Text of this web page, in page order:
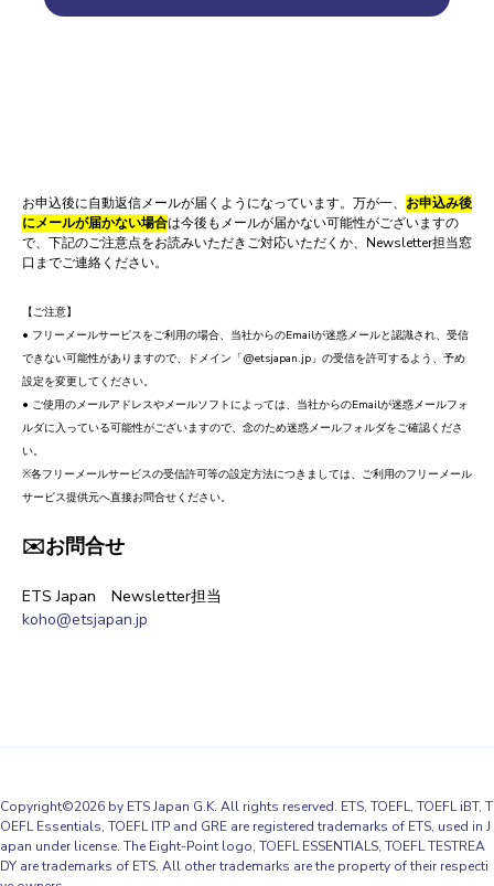
お申込後に自動返信メールが届くようになっています。万が一、 お申込み後
にメールが届かない場合は今後もメールが届かない可能性がございますの
で、下記のご注意点をお読みいただきご対応いただくか、Newsletter担当窓
口までご連絡ください。
【ご注意】
• フリーメールサービスをご利用の場合、当社からのEmailが迷惑メールと認識され、受信
できない可能性がありますので、ドメイン「@etsjapan.jp」の受信を許可するよう、予め
設定を変更してください。
• ご使用のメールアドレスやメールソフトによっては、当社からのEmailが迷惑メールフォ
ルダに入っている可能性がございますので、念のため迷惑メールフォルダをご確認くださ
い。
※各フリーメールサービスの受信許可等の設定方法につきましては、ご利用のフリーメール
サービス提供元へ直接お問合せください。
✉️お問合せ
ETS Japan Newsletter担当
koho@etsjapan.jp
Copyright©2026 by ETS Japan G.K. All rights reserved. ETS, TOEFL, TOEFL iBT, T
OEFL Essentials, TOEFL ITP and GRE are registered trademarks of ETS, used in J
apan under license. The Eight-Point logo, TOEFL ESSENTIALS, TOEFL TESTREA
DY are trademarks of ETS. All other trademarks are the property of their respecti